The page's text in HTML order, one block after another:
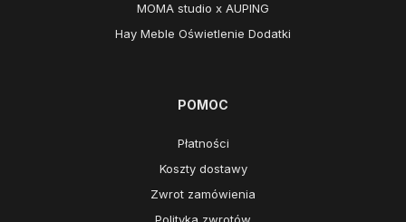
MOMA studio x AUPING
Hay Meble Oświetlenie Dodatki
POMOC
Płatności
Koszty dostawy
Zwrot zamówienia